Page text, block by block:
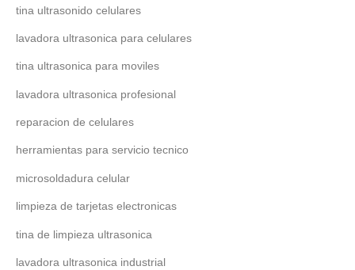
tina ultrasonido celulares
lavadora ultrasonica para celulares
tina ultrasonica para moviles
lavadora ultrasonica profesional
reparacion de celulares
herramientas para servicio tecnico
microsoldadura celular
limpieza de tarjetas electronicas
tina de limpieza ultrasonica
lavadora ultrasonica industrial